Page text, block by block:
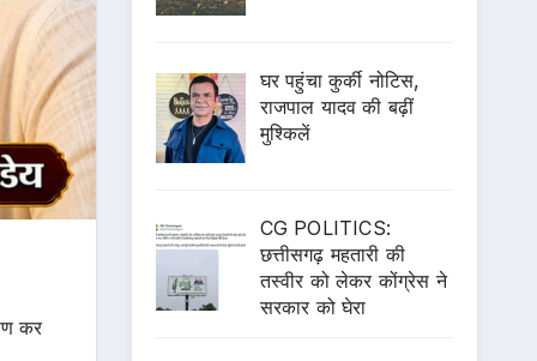
कर
घर पहुंचा कुर्की नोटिस,
राजपाल यादव की बढ़ीं
मुश्किलें
CG POLITICS:
छत्तीसगढ़ महतारी की
तस्वीर को लेकर कोंग्रेस ने
सरकार को घेरा